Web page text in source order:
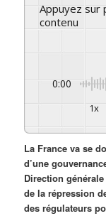
Appuyez sur play pour écouter ce
contenu
0:00
1x
La France va se
d’une
Direction
de la répression
des régulateurs